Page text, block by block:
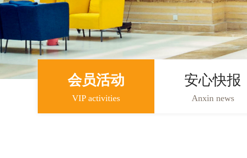
会员活动
VIP activities
安心快报
Anxin news